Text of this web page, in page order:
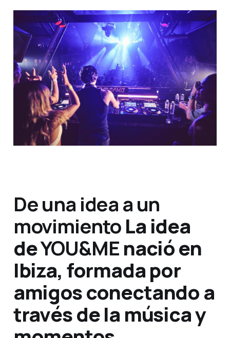
De una idea a un
movimientoLa idea
deYOU&MEnació en
Ibiza, formada por
amigos conectando a
través de la música y